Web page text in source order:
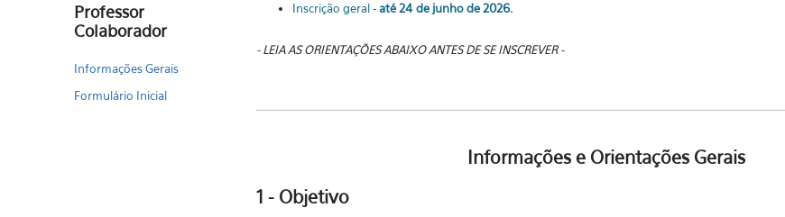
Professor
Colaborador
Informações Gerais
Formulário Inicial
Inscrição geral -até 24 de junho de 2026.
- LEIA AS ORIENTAÇÕES ABAIXO ANTES DE SE INSCREVER -
Informações e Orientações Gerais
1 - Objetivo